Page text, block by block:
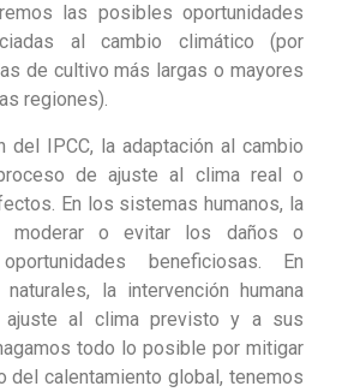
las posibles oportunidades
al cambio climático (por
de cultivo más largas o mayores
regiones).
del IPCC, la adaptación al cambio
de ajuste al clima real o
En los sistemas humanos, la
moderar o evitar los daños o
beneficiosas. En
la intervención humana
al clima previsto y a sus
todo lo posible por mitigar
del calentamiento global, tenemos